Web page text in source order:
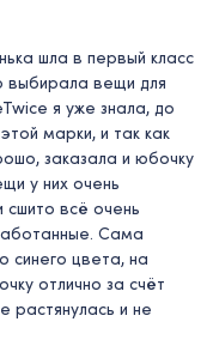
шла в первый класс
выбирала вещи для
я уже знала, до
марки, и так как
заказала и юбочку
у них очень
сшито всё очень
Сама
синего цвета, на
отлично за счёт
растянулась и не